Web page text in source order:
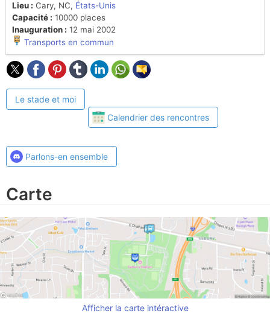
Lieu : Cary, NC, États-Unis
Capacité : 10000 places
Inauguration : 12 mai 2002
Transports en commun
Le stade et moi
Calendrier des rencontres
Parlons-en ensemble
Carte
Afficher la carte intéractive